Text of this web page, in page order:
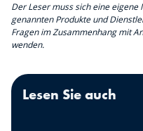
Der Leser muss sich eine
genannten Produkte und
Fragen im Zusammenhang mit
wenden.
Lesen Sie auch